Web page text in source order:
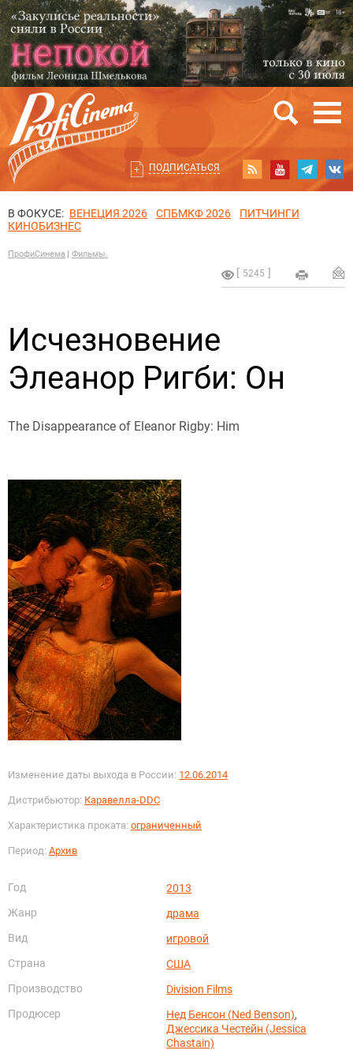
ПОДПИСАТЬСЯ
В ФОКУСЕ: ВЕНЕЦИЯ 2026 СПБМКФ 2026
ПИТЧИНГИ
КИНОБИЗНЕС
ПрофиСинема Фильмы.
5245
Исчезновение
Элеанор Ригби: Он
The Disappearance of Eleanor Rigby: Him
Изменение даты выхода в России: 12.06.2014
Дистрибьютор: Каравелла-DDC
Характеристика проката: ограниченный
Период: Архив
Год
2013
Жанр
драма
Вид
игровой
Страна
США
Производство
Division Films
Продюсер
Нед Бенсон (Ned Benson),
Джессика Честейн (Jessica
Chastain)